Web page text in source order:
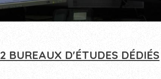
2 BUREAUX D'ÉTUDES DÉDIÉS